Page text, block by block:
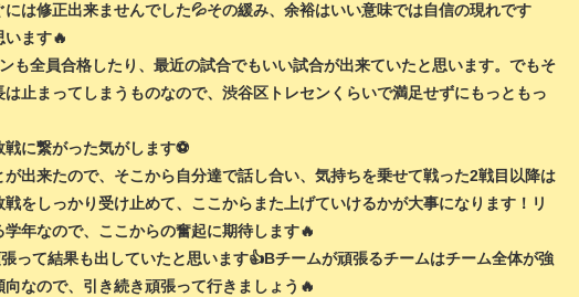
は修正出来ませんでした💦その緩み、余裕はいい意味では自信の現れです
ます🔥
も全員合格したり、最近の試合でもいい試合が出来ていたと思います。でもそ
止まってしまうものなので、渋谷区トレセンくらいで満足せずにもっともっ
に繋がった気がします⚽
出来たので、そこから自分達で話し合い、気持ちを乗せて戦った2戦目以降は
をしっかり受け止めて、ここからまた上げていけるかが大事になります！リ
年なので、ここからの奮起に期待します🔥
って結果も出していたと思います👍Bチームが頑張るチームはチーム全体が強
なので、引き続き頑張って行きましょう🔥